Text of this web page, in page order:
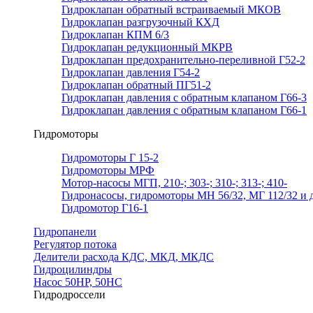
Гидроклапан обратный встраиваемый МКОВ
Гидроклапан разгрузочный КХД
Гидроклапан КПМ 6/3
Гидроклапан редукционный МКРВ
Гидроклапан предохранительно-переливной Г52-2
Гидроклапан давления Г54-2
Гидроклапан обратный ПГ51-2
Гидроклапан давления с обратным клапаном Г66-3
Гидроклапан давления с обратным клапаном Г66-1
Гидромоторы
Гидромоторы Г 15-2
Гидромоторы МРФ
Мотор-насосы МГП, 210-; 303-; 310-; 313-; 410-
Гидронасосы, гидромоторы МН 56/32, МГ 112/32 и
Гидромотор Г16-1
Гидропанели
Регулятор потока
Делители расхода КДС, МКД, МКДС
Гидроцилиндры
Насос 50НР, 50НС
Гидродроссели